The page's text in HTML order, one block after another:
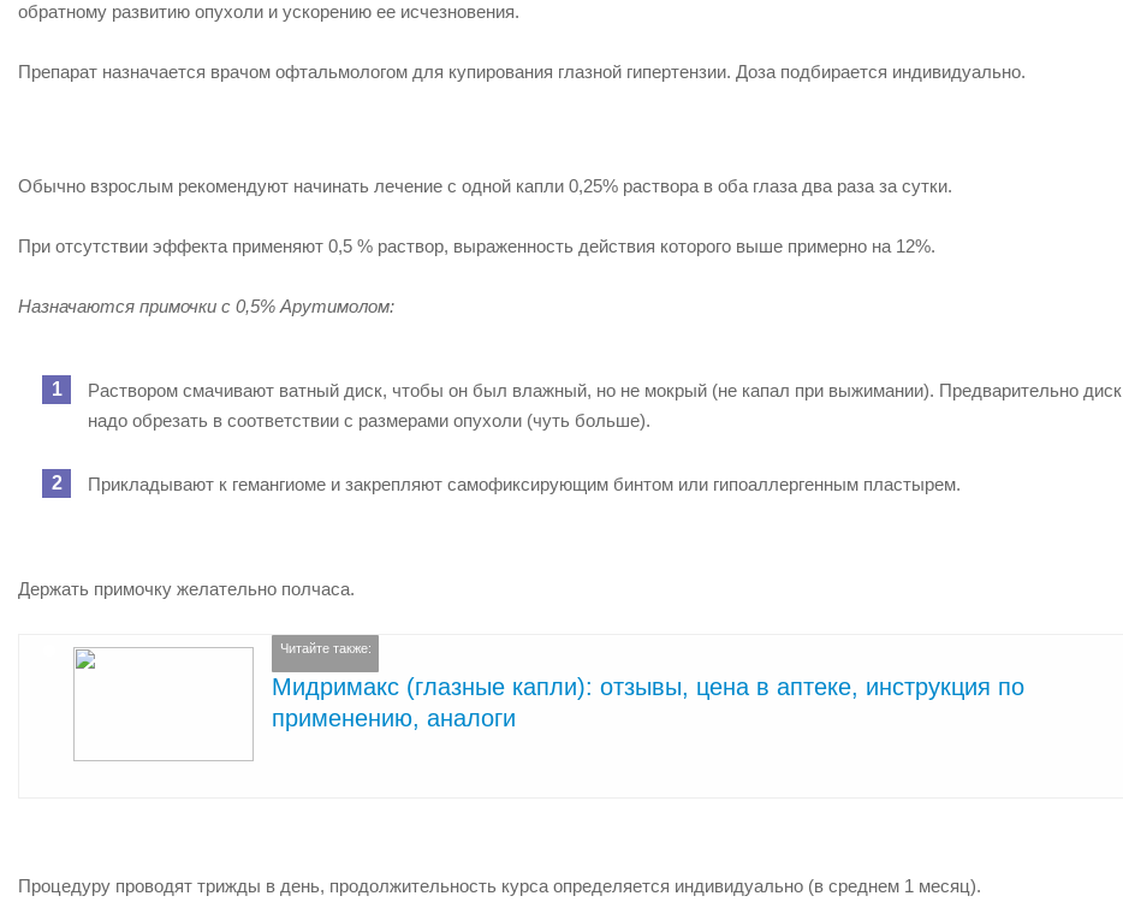
обратному развитию опухоли и ускорению ее исчезновения.
Препарат назначается врачом офтальмологом для купирования глазной гипертензии. Доза подбирается индивидуально.
Обычно взрослым рекомендуют начинать лечение с одной капли 0,25% раствора в оба глаза два раза за сутки.
При отсутствии эффекта применяют 0,5 % раствор, выраженность действия которого выше примерно на 12%.
Назначаются примочки с 0,5% Арутимолом:
Раствором смачивают ватный диск, чтобы он был влажный, но не мокрый (не капал при выжимании). Предварительно диск
надо обрезать в соответствии с размерами опухоли (чуть больше).
Прикладывают к гемангиоме и закрепляют самофиксирующим бинтом или гипоаллергенным пластырем.
Держать примочку желательно полчаса.
Читайте также:
Мидримакс (глазные капли): отзывы, цена в аптеке, инструкция по
применению, аналоги
Процедуру проводят трижды в день, продолжительность курса определяется индивидуально (в среднем 1 месяц).